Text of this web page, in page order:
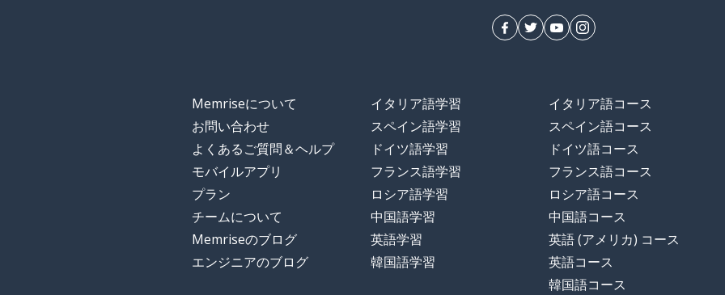
Memriseについて
お問い合わせ
よくあるご質問＆ヘルプ
モバイルアプリ
プラン
チームについて
Memriseのブログ
エンジニアのブログ
イタリア語学習
スペイン語学習
ドイツ語学習
フランス語学習
ロシア語学習
中国語学習
英語学習
韓国語学習
イタリア語コース
スペイン語コース
ドイツ語コース
フランス語コース
ロシア語コース
中国語コース
英語 (アメリカ) コース
英語コース
韓国語コース